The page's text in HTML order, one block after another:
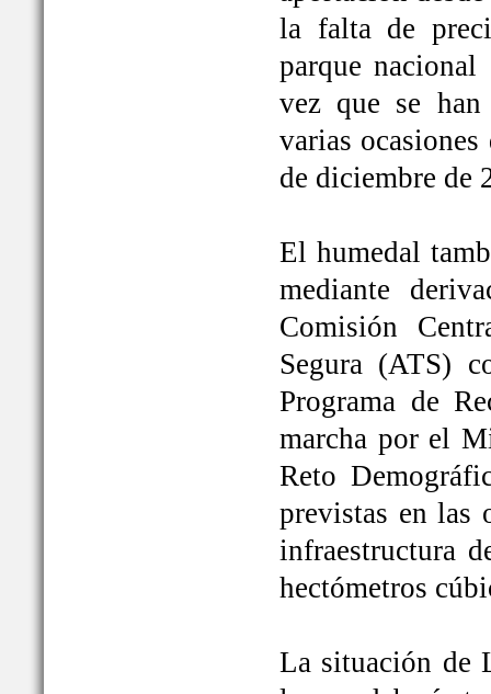
la falta de
parque
vez que se
varias
de diciembre de
El humedal
mediante
Comisión
Segura (ATS)
Programa de
marcha por el
Reto
previstas en las
infraestructura
hectómetros
La situación de